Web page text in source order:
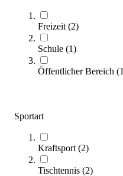
Freizeit (2)
Schule (1)
Öffentlicher Bereich (1
Sportart
Kraftsport (2)
Tischtennis (2)
Tennisnetz Regulierband
15,40 €
Zum Produkt
SALE